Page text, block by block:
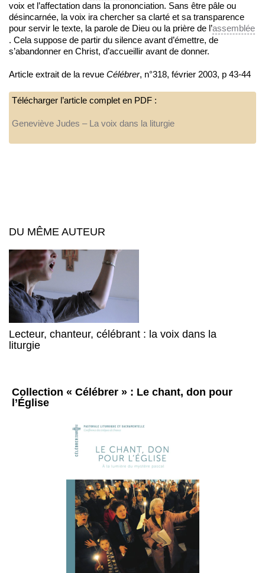
voix et l’affectation dans la prononciation. Sans être pâle ou
désincarnée, la voix ira chercher sa clarté et sa transparence
pour servir le texte, la parole de Dieu ou la prière de l’assemblée
. Cela suppose de partir du silence avant d’émettre, de
s’abandonner en Christ, d’accueillir avant de donner.
Article extrait de la revue Célébrer, n°318, février 2003, p 43-44
Télécharger l’article complet en PDF :
Geneviève Judes – La voix dans la liturgie
DU MÊME AUTEUR
Lecteur, chanteur, célébrant : la voix dans la
liturgie
Collection « Célébrer » : Le chant, don pour
l’Église